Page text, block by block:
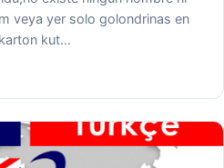
veya yer solo golondrinas en
kut...